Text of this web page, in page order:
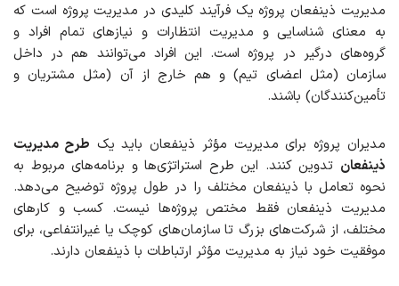
مدیریت ذینفعان پروژه یک فرآیند کلیدی در مدیریت پروژه است که
به معنای شناسایی و مدیریت انتظارات و نیازهای تمام افراد و
گروه‌های درگیر در پروژه است. این افراد می‌توانند هم در داخل
سازمان (مثل اعضای تیم) و هم خارج از آن (مثل مشتریان و
تأمین‌کنندگان) باشند.
مدیران پروژه برای مدیریت مؤثر ذینفعان باید یک طرح مدیریت
ذینفعان تدوین کنند. این طرح استراتژی‌ها و برنامه‌های مربوط به
نحوه تعامل با ذینفعان مختلف را در طول پروژه توضیح می‌دهد.
مدیریت ذینفعان فقط مختص پروژه‌ها نیست. کسب و کارهای
مختلف، از شرکت‌های بزرگ تا سازمان‌های کوچک یا غیرانتفاعی، برای
موفقیت خود نیاز به مدیریت مؤثر ارتباطات با ذینفعان دارند.